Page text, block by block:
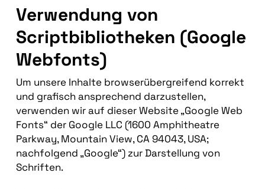
Verwendung von
Scriptbibliotheken (Google
Webfonts)
Um unsere Inhalte browserübergreifend korrekt
und grafisch ansprechend darzustellen,
verwenden wir auf dieser Website „Google Web
Fonts“ der Google LLC (1600 Amphitheatre
Parkway, Mountain View, CA 94043, USA;
nachfolgend „Google“) zur Darstellung von
Schriften.